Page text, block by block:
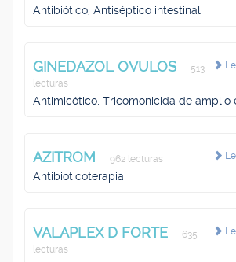
Antibiótico, Antiséptico intestinal
GINEDAZOL OVULOS
513
lecturas
Antimicótico, Tricomonicida de amplio
AZITROM 962 lecturas
Antibioticoterapia
VALAPLEX D FORTE
635
lecturas